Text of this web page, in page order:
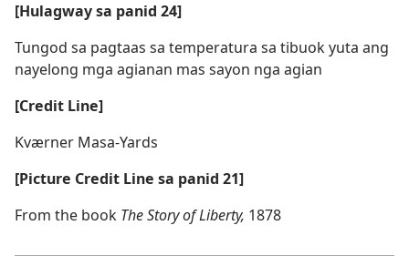
[Hulagway sa panid 24]
Tungod sa pagtaas sa temperatura sa tibuok yuta ang
nayelong mga agianan mas sayon nga agian
[Credit Line]
Kværner Masa-Yards
[Picture Credit Line sa panid 21]
From the book The Story of Liberty, 1878